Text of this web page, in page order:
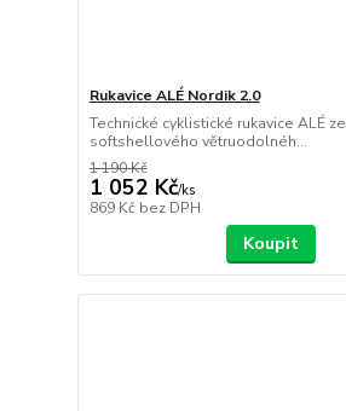
Rukavice ALÉ Nordik 2.0
Technické cyklistické rukavice ALÉ ze
softshellového větruodolnéh...
1 190 Kč
1 052 Kč/ks
869 Kč bez DPH
Koupit